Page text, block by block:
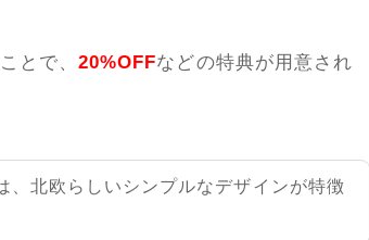
とで、 20%OFFなどの特典が用意され
北欧らしいシンプルなデザインが特徴